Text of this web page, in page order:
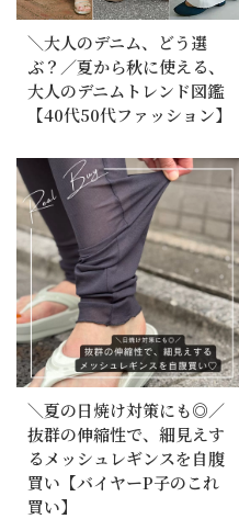
＼大人のデニム、どう選
ぶ？／夏から秋に使える、
大人のデニムトレンド図鑑
【40代50代ファッション】
＼夏の日焼け対策にも◎／
抜群の伸縮性で、細見えす
るメッシュレギンスを自腹
買い【バイヤーP子のこれ
買い】